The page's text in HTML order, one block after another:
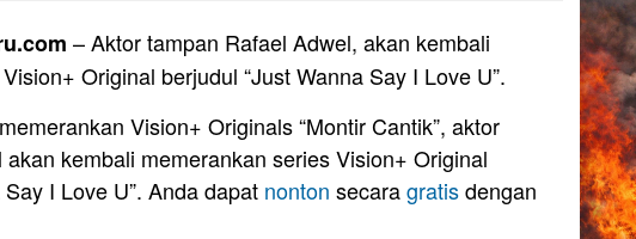
– Aktor tampan Rafael Adwel, akan kembali
Original berjudul “Just Wanna Say I Love U”.
Vision+ Originals “Montir Cantik”, aktor
kembali memerankan series Vision+ Original
I Love U”. Anda dapat nonton secaragratisdengan